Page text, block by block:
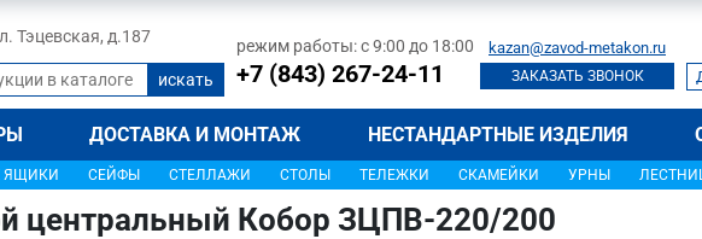
Тэцевская, д.187 режим работы: с 9:00 до 18:00
+7 (843) 267-24-11
kazan@zavod-metakon.ru
ЗАКАЗАТЬ ЗВОНОК
ДОСТАВКА И МОНТАЖ НЕСТАНДАРТНЫЕ ИЗДЕЛИЯ
ЯЩИКИ СЕЙФЫ СТЕЛЛАЖИ СТОЛЫ ТЕЛЕЖКИ СКАМЕЙКИ УРНЫ
центральный Кобор ЗЦПВ-220/200